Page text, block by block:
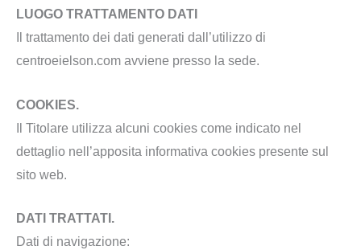
LUOGO TRATTAMENTO DATI
Il trattamento dei dati generati dall’utilizzo di
centroeielson.com avviene presso la sede.
COOKIES.
Il Titolare utilizza alcuni cookies come indicato nel
dettaglio nell’apposita informativa cookies presente sul
sito web.
DATI TRATTATI.
Dati di navigazione: